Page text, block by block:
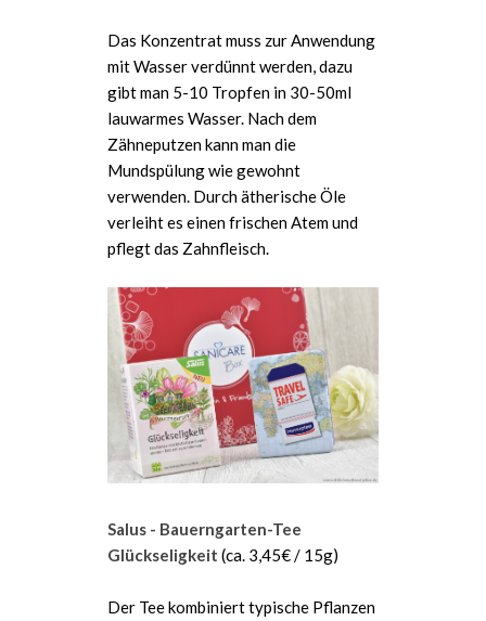
Das Konzentrat muss zur Anwendung
mit Wasser verdünnt werden, dazu
gibt man 5-10 Tropfen in 30-50ml
lauwarmes Wasser. Nach dem
Zähneputzen kann man die
Mundspülung wie gewohnt
verwenden. Durch ätherische Öle
verleiht es einen frischen Atem und
pflegt das Zahnfleisch.
Salus - Bauerngarten-Tee
Glückseligkeit (ca. 3,45€ / 15g)
Der Tee kombiniert typische Pflanzen